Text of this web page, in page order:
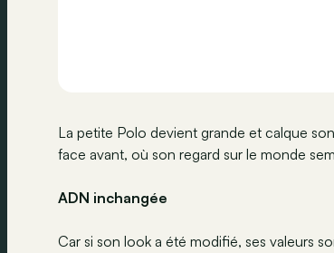
La petite Polo devient grande et calque
face avant, où son regard sur le monde
ADN inchangée
Car si son look a été modifié, ses valeurs